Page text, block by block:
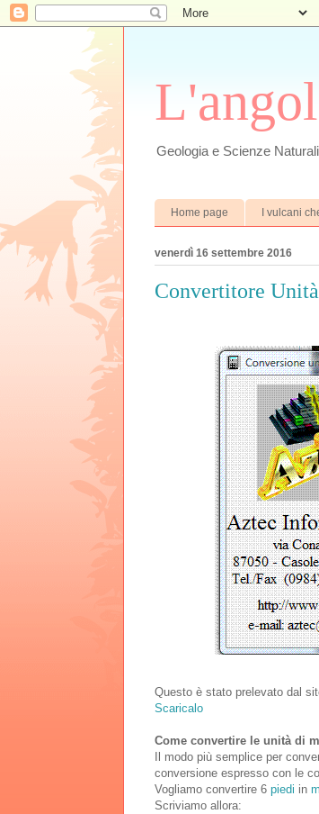
Geologia e Scienze
Home page I vulcani
venerdì 16 settembre 2016
Convertitore
Questo è stato prelevato dal
Scaricalo
Come convertire le unità di
Il modo più semplice per
conversione espresso con le
Vogliamo convertire 6 piedi in
Scriviamo allora: